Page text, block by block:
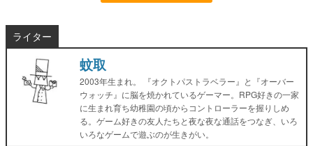
ライター
蚊取
2003年生まれ。 『オクトパストラベラー』と『オーバー
ウォッチ』に脳を焼かれているゲーマー。RPG好きの一家
に生まれ育ち幼稚園の頃からコントローラーを握りしめ
る。ゲーム好きの友人たちと夜な夜な通話をつなぎ、いろ
いろなゲームで遊ぶのが生きがい。